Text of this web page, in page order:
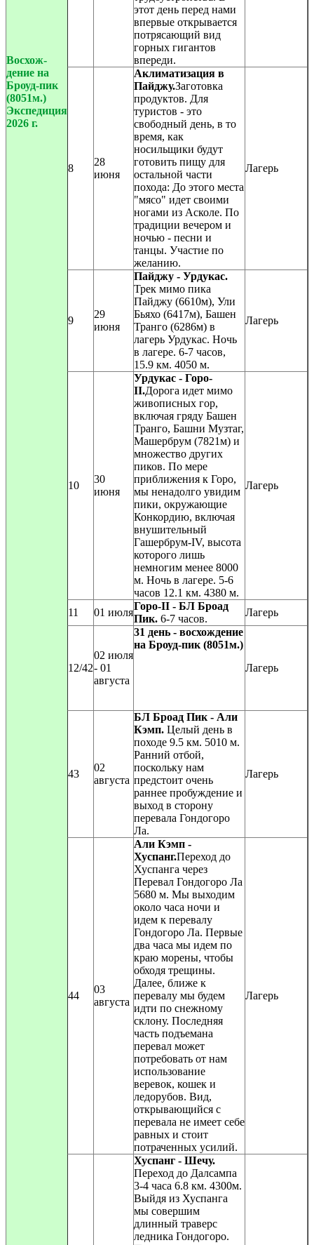
Восхож-
дение на
Броуд-пик
(8051м.)
Экспедиция
2026 г.
этот день перед нами
впервые открывается
потрясающий вид
горных гигантов
впереди.
8
28
июня
Аклиматизация в
Пайджу.Заготовка
продуктов. Для
туристов - это
свободный день, в то
время, как
носильщики будут
готовить пищу для
остальной части
похода: До этого места
"мясо" идет своими
ногами из Асколе. По
традиции вечером и
ночью - песни и
танцы. Участие по
желанию.
Лагерь
9
29
июня
Пайджу - Урдукас.
Трек мимо пика
Пайджу (6610м), Ули
Бьяхо (6417м), Башен
Транго (6286м) в
лагерь Урдукас. Ночь
в лагере. 6-7 часов,
15.9 км. 4050 м.
Лагерь
10
30
июня
Урдукас - Горо-
II.Дорога идет мимо
живописных гор,
включая гряду Башен
Транго, Башни Музтаг,
Машербрум (7821м) и
множество других
пиков. По мере
приближения к Горо,
мы ненадолго увидим
пики, окружающие
Конкордию, включая
внушительный
Гашербрум-IV, высота
которого лишь
немногим менее 8000
м. Ночь в лагере. 5-6
часов 12.1 км. 4380 м.
Лагерь
11 01 июля
Горо-II - БЛ Броад
Пик. 6-7 часов.
Лагерь
12/42
02 июля
- 01
августа
31 день - восхождение
на Броуд-пик (8051м.)
Лагерь
43
02
августа
БЛ Броад Пик - Али
Кэмп. Целый день в
походе 9.5 км. 5010 м.
Ранний отбой,
поскольку нам
предстоит очень
раннее пробуждение и
выход в сторону
перевала Гондогоро
Ла.
Лагерь
44
03
августа
Али Кэмп -
Хуспанг.Переход до
Хуспанга через
Перевал Гондогоро Ла
5680 м. Мы выходим
около часа ночи и
идем к перевалу
Гондогоро Ла. Первые
два часа мы идем по
краю морены, чтобы
обходя трещины.
Далее, ближе к
перевалу мы будем
идти по снежному
склону. Последняя
часть подъемана
перевал может
потребовать от нам
использование
веревок, кошек и
ледорубов. Вид,
открывающийся с
перевала не имеет себе
равных и стоит
потраченных усилий.
Лагерь
Хуспанг - Шечу.
Переход до Далсампа
3-4 часа 6.8 км. 4300м.
Выйдя из Хуспанга
мы совершим
длинный траверс
ледника Гондогоро.